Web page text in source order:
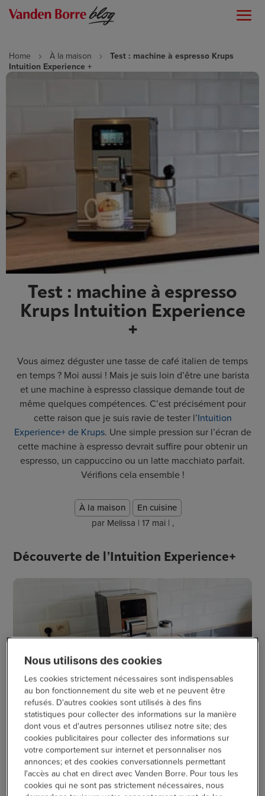
Home À la maison
Test : machine à espresso Krups
Intuition Experience +
Test : machine à espresso
Krups Intuition Experience
+
Vous aimez déguster une tasse de café italien de temps
en temps ? Moi aussi ! Mais je suis loin d’être une barista
et une machine à espresso classique demande tout de
même quelques compétences. C’est précisément pour
cette raison que je suis ravie de tester l’Intuition
Experience+ de Krups. Une simple pression sur l’écran de
cette machine à espresso devrait suffire pour obtenir un
espresso, un cappuccino ou un latte macchiato parfait.
Vérifions cela ensemble !
À la maison
En cuisine
par Melissa | 17 mai| ,
Découverte de l’Intuition Experience+
Curieuse, je sors lamachine à espresso Krups Intuition
Experience+de son emballage. Je la pose sur le plan de
travail et cette belle machine à espresso apporte
instantanément une touche luxueuse à ma cuisine. Cette
machine à café a un design resplendissant et esten acier
inoxydable. Elle est livrée avec quelques accessoires, comme
le réservoir à lait et les deux buses vapeur. Pour assurer son
Nous utilisons des cookies
Les cookies strictement nécessaires sont indispensables
au bon fonctionnement du site web et ne peuvent être
refusés. D'autres cookies sont utilisés à des fins
statistiques pour collecter des informations sur la manière
dont vous et d'autres personnes utilisez notre site; des
cookies publicitaires pour collecter des informations sur
votre comportement sur internet et personnaliser nos
annonces; et des cookies conversationnels permettant
l'accès au chat en direct avec Vanden Borre. Pour tous les
cookies qui ne sont pas strictement nécessaires, nous